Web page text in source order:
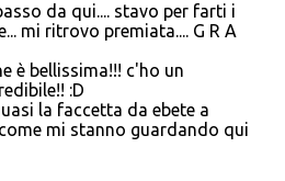
da qui.... stavo per farti i
mi ritrovo premiata.... G R A
è bellissima!!! c'ho un
:D
la faccetta da ebete a
mi stanno guardando qui